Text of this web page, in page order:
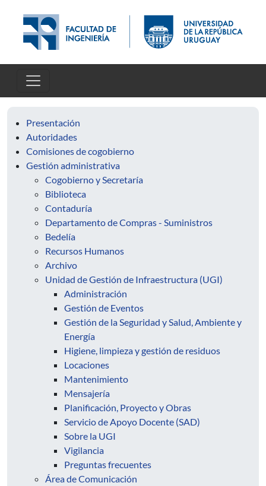
Presentación
Autoridades
Comisiones de cogobierno
Gestión administrativa
Cogobierno y Secretaría
Biblioteca
Contaduría
Departamento de Compras - Suministros
Bedelía
Recursos Humanos
Archivo
Unidad de Gestión de Infraestructura (UGI)
Administración
Gestión de Eventos
Gestión de la Seguridad y Salud, Ambiente y
Energía
Higiene, limpieza y gestión de residuos
Locaciones
Mantenimiento
Mensajería
Planificación, Proyecto y Obras
Servicio de Apoyo Docente (SAD)
Sobre la UGI
Vigilancia
Preguntas frecuentes
Área de Comunicación